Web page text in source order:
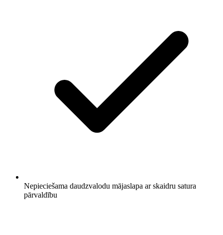
Nepieciešama daudzvalodu mājaslapa ar skaidru satura
pārvaldību